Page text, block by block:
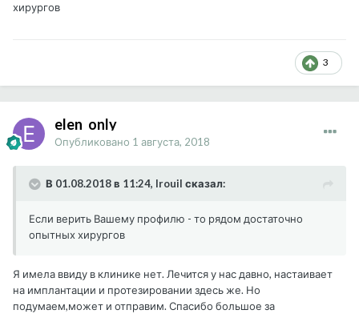
хирургов
3
elen_only
Опубликовано 1 августа, 2018
В 01.08.2018 в 11:24, Irouil сказал:
Если верить Вашему профилю - то рядом достаточно
опытных хирургов
Я имела ввиду в клинике нет. Лечится у нас давно, настаивает
на имплантации и протезировании здесь же. Но
подумаем,может и отправим. Спасибо большое за